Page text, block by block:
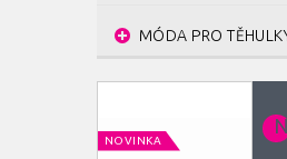
MÓDA PRO
NOVINKA